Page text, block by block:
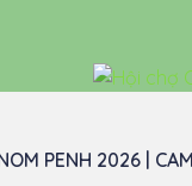
PENH 2026 |